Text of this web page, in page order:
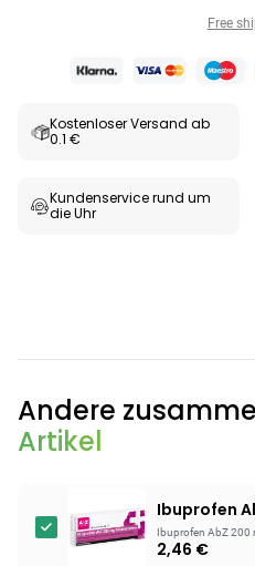
TestzentrumArzneimittel
Products
BEAUTY & PFLEGE
Free
Kostenloser Versand ab
0.1 €
Kundenservice rund um
die Uhr
Andere
Artikel
Ibuprofen
Ibuprofen AbZ 200
2,46 €